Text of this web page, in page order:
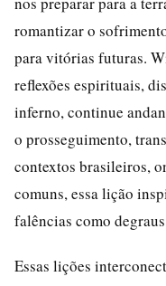
romantizar o
para vitórias futuras.
reflexões espirituais,
inferno, continue
o prosseguimento,
contextos brasileiros,
comuns, essa lição
falências como
Essas lições